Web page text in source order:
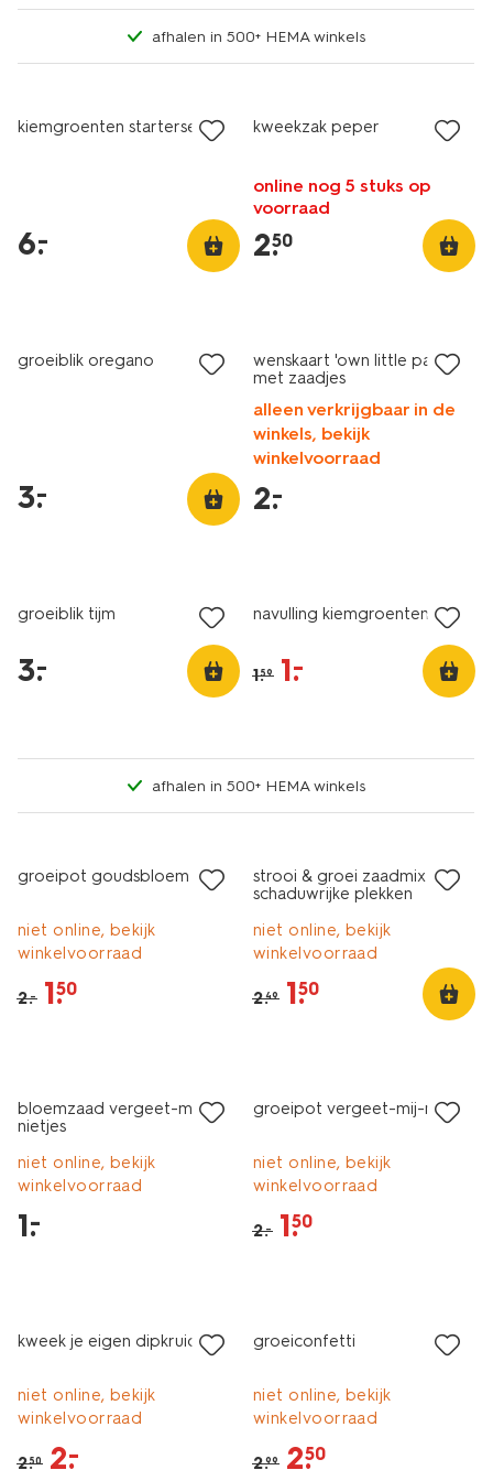
afhalen in 500+ HEMA winkels
kiemgroenten starterset
6.
–
kweekzak peper
online nog 5 stuks op
voorraad
2.
50
groeiblik oregano
3.
–
wenskaart 'own little patch'
met zaadjes
alleen verkrijgbaar in de
winkels, bekijk
winkelvoorraad
2.
–
groeiblik tijm
3.
–
navulling kiemgroentenmix
1.59 1.
–
afhalen in 500+ HEMA winkels
groeipot goudsbloem
niet online, bekijk
winkelvoorraad
2.– 1.
50
strooi & groei zaadmix
schaduwrijke plekken
niet online, bekijk
winkelvoorraad
2.49 1.
50
bloemzaad vergeet-mij-
nietjes
niet online, bekijk
winkelvoorraad
1.
–
groeipot vergeet-mij-nietje
niet online, bekijk
winkelvoorraad
2.– 1.
50
kweek je eigen dipkruiden
niet online, bekijk
winkelvoorraad
2.50 2.
–
groeiconfetti
niet online, bekijk
winkelvoorraad
2.99 2.
50